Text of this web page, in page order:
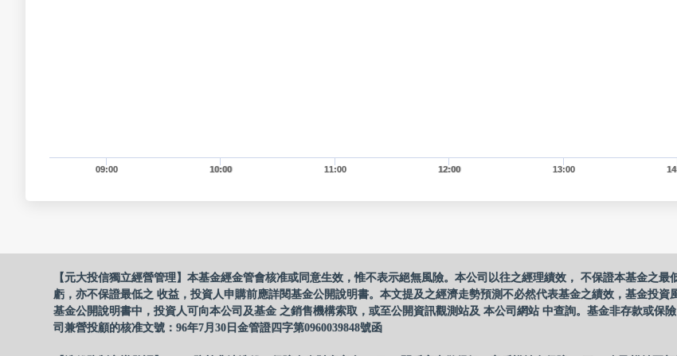
09:00 10:00 11:00 12:00 13:00
【元大投信獨立經營管理】本基金經金管會核准或同意生效，惟不表示絕無風險。本公司以往之經理績效， 不保證本基金之
虧，亦不保證最低之 收益，投資人申購前應詳閱基金公開說明書。本文提及之經濟走勢預測不必然代表基金之績效，基金投
基金公開說明書中，投資人可向本公司及基金 之銷售機構索取，或至公開資訊觀測站及 本公司網站 中查詢。基金非存款或保
司兼營投顧的核准文號：96年7月30日金管證四字第0960039848號函